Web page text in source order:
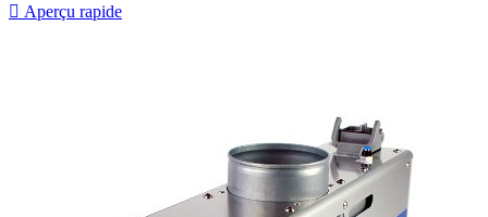
 Aperçu rapide